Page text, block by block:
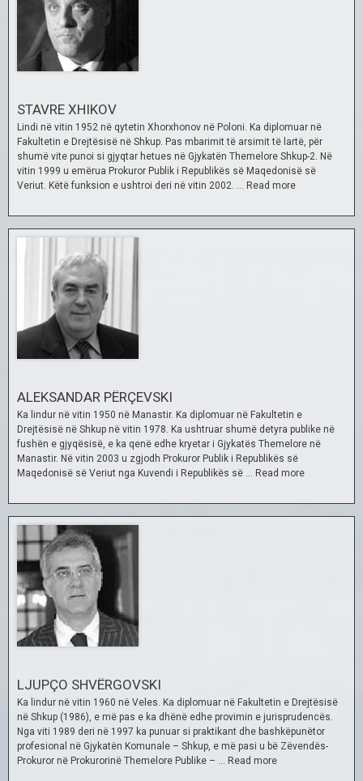
STAVRE XHIKOV
Lindi në vitin 1952 në qytetin Xhorxhonov në Poloni. Ka diplomuar në
Fakultetin e Drejtësisë në Shkup. Pas mbarimit të arsimit të lartë, për
shumë vite punoi si gjyqtar hetues në Gjykatën Themelore Shkup-2. Në
vitin 1999 u emërua Prokuror Publik i Republikës së Maqedonisë së
Veriut. Këtë funksion e ushtroi deri në vitin 2002. … Read more
ALEKSANDAR PËRÇEVSKI
Ka lindur në vitin 1950 në Manastir. Ka diplomuar në Fakultetin e
Drejtësisë në Shkup në vitin 1978. Ka ushtruar shumë detyra publike në
fushën e gjyqësisë, e ka qenë edhe kryetar i Gjykatës Themelore në
Manastir. Në vitin 2003 u zgjodh Prokuror Publik i Republikës së
Maqedonisë së Veriut nga Kuvendi i Republikës së … Read more
LJUPÇO SHVËRGOVSKI
Ka lindur në vitin 1960 në Veles. Ka diplomuar në Fakultetin e Drejtësisë
në Shkup (1986), e më pas e ka dhënë edhe provimin e jurisprudencës.
Nga viti 1989 deri në 1997 ka punuar si praktikant dhe bashkëpunëtor
profesional në Gjykatën Komunale – Shkup, e më pasi u bë Zëvendës-
Prokuror në Prokurorinë Themelore Publike – … Read more